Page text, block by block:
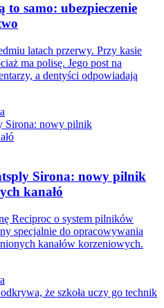
to samo: ubezpieczenie
latach przerwy. Przy kasie
ma polisę. Jego post na
a dentyści odpowiadają
Sirona: nowy pilnik
kanałó
Reciproc o system pilników
specjalnie do opracowywania
kanałów korzeniowych.